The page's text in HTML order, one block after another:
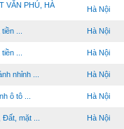
VĂN PHÚ, HÀ
Hà Nội
... Hà Nội
... Hà Nội
nhỉnh ... Hà Nội
ô tô ... Hà Nội
mặt ... Hà Nội